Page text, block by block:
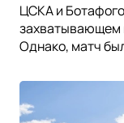
ЦСКА и
захватывающем
Однако, матч